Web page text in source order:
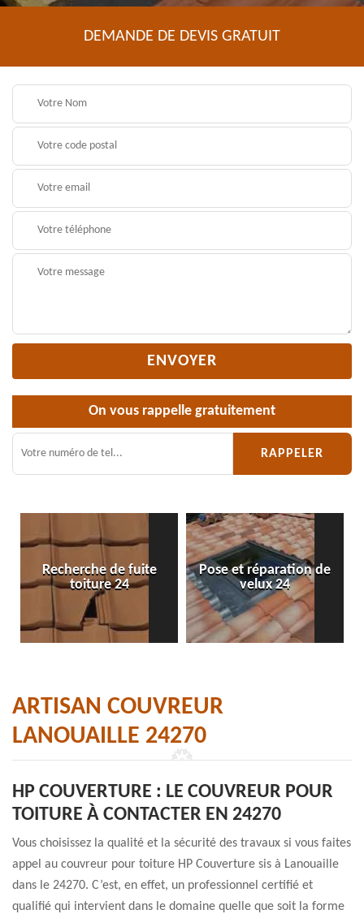
DEMANDE DE DEVIS GRATUIT
On vous rappelle gratuitement
Recherche de fuite
toiture 24
Pose et réparation de
velux 24
ARTISAN COUVREUR
LANOUAILLE 24270
HP COUVERTURE : LE COUVREUR POUR
TOITURE À CONTACTER EN 24270
Vous choisissez la qualité et la sécurité des travaux si vous faites
appel au couvreur pour toiture HP Couverture sis à Lanouaille
dans le 24270. C’est, en effet, un professionnel certifié et
qualifié qui intervient dans le domaine quelle que soit la forme